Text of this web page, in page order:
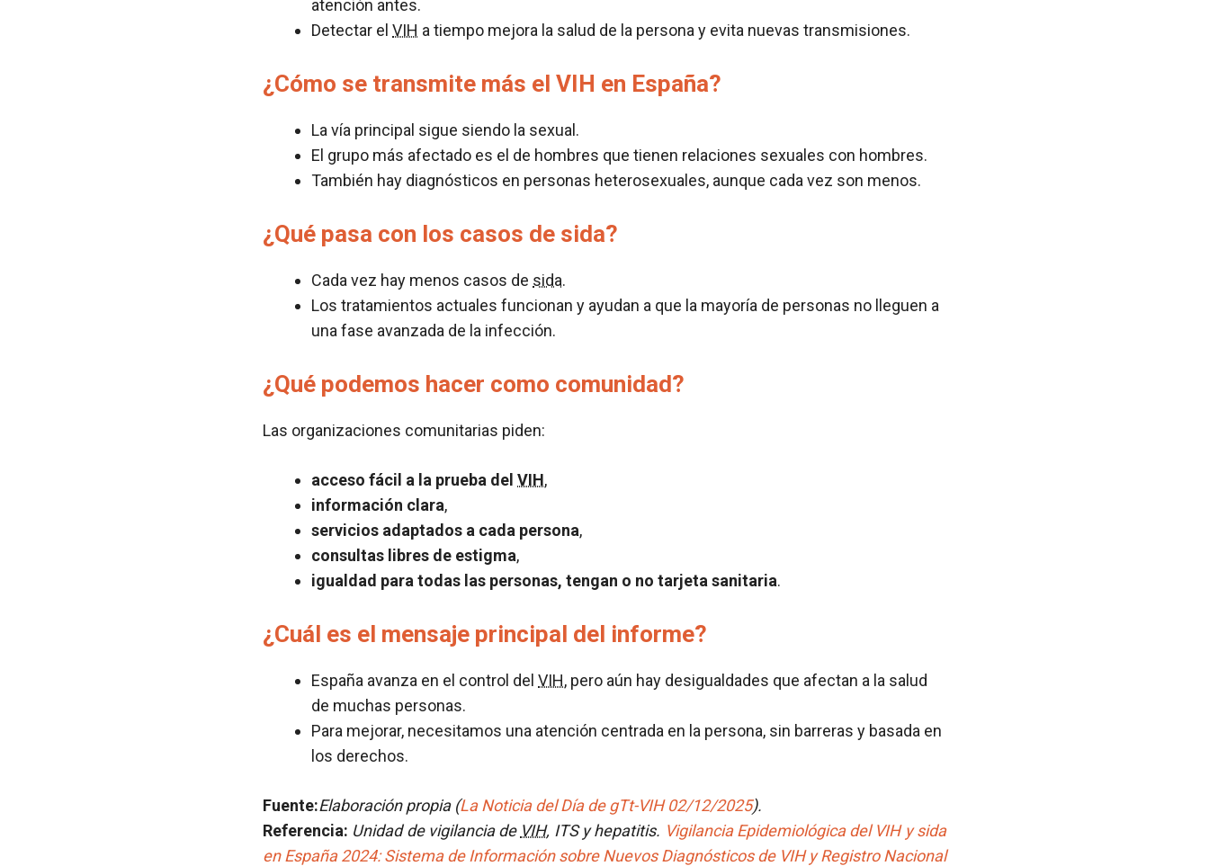
atención antes.
Detectar el VIH a tiempo mejora la salud de la persona y evita nuevas transmisiones.
¿Cómo se transmite más el VIH en España?
La vía principal sigue siendo la sexual.
El grupo más afectado es el de hombres que tienen relaciones sexuales con hombres.
También hay diagnósticos en personas heterosexuales, aunque cada vez son menos.
¿Qué pasa con los casos de sida?
Cada vez hay menos casos de sida.
Los tratamientos actuales funcionan y ayudan a que la mayoría de personas no lleguen a
una fase avanzada de la infección.
¿Qué podemos hacer como comunidad?
Las organizaciones comunitarias piden:
acceso fácil a la prueba del VIH,
información clara,
servicios adaptados a cada persona,
consultas libres de estigma,
igualdad para todas las personas, tengan o no tarjeta sanitaria.
¿Cuál es el mensaje principal del informe?
España avanza en el control del VIH, pero aún hay desigualdades que afectan a la salud
de muchas personas.
Para mejorar, necesitamos una atención centrada en la persona, sin barreras y basada en
los derechos.
Fuente:Elaboración propia (La Noticia del Día de gTt-VIH 02/12/2025).
Referencia: Unidad de vigilancia de VIH, ITS y hepatitis. Vigilancia Epidemiológica del VIH y sida
en España 2024: Sistema de Información sobre Nuevos Diagnósticos de VIH y Registro Nacional